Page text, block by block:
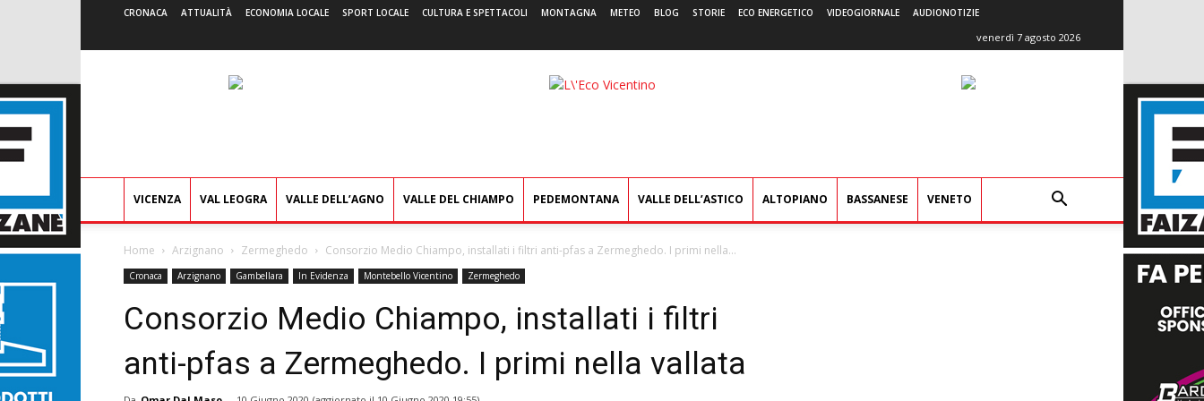
CRONACA ATTUALITÀ ECONOMIA LOCALE SPORT LOCALE CULTURA E SPETTACOLI MONTAGNA METEO BLOG STORIE ECO ENERGETICO VIDEOGIORNALE AUDIONOTIZIE
venerdì 7 agosto 2026
L'Eco
VICENZA VAL LEOGRA VALLE DELL’AGNO VALLE DEL CHIAMPO PEDEMONTANA VALLE DELL’ASTICO ALTOPIANO BASSANESE VENETO
Home Arzignano Zermeghedo Consorzio Medio Chiampo, installati i filtri anti-pfas a Zermeghedo. I primi nella...
Cronaca Arzignano Gambellara In Evidenza Montebello Vicentino Zermeghedo
Consorzio Medio Chiampo, installati i filtri
anti-pfas a Zermeghedo. I primi nella vallata